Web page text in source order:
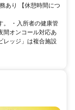
あり 【休憩時間につ
。 ・入所者の健康管
間オンコール対応あ
レッジ」は複合施設